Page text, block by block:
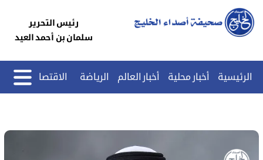
رئيس التحرير
سلمان بن أحمد العيد
الرئيسية أخبار محلية أخبار العالم الرياضة الاقتصاد